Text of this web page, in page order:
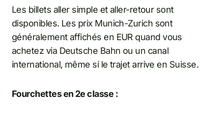
Les billets aller simple et aller-retour sont
disponibles. Les prix Munich-Zurich sont
généralement affichés en EUR quand vous
achetez via Deutsche Bahn ou un canal
international, même si le trajet arrive en Suisse.
Fourchettes en 2e classe :